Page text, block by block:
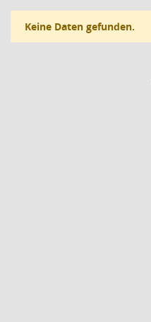
Keine Daten gefunden.